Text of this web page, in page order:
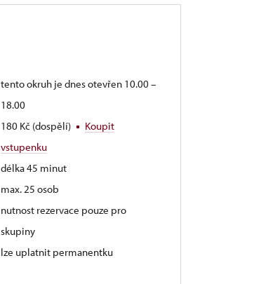
tento okruh je dnes otevřen 10.00 –
18.00
180 Kč (dospělí)
Koupit
vstupenku
délka 45 minut
max. 25 osob
nutnost rezervace pouze pro
skupiny
lze uplatnit permanentku